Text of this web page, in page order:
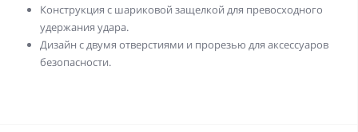
Конструкция с шариковой защелкой для превосходного
удержания удара.
Дизайн с двумя отверстиями и прорезью для аксессуаров
безопасности.